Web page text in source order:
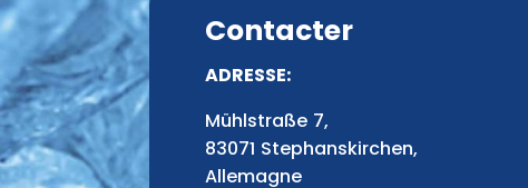
Contacter
ADRESSE:
Mühlstraße 7,
83071 Stephanskirchen,
Allemagne